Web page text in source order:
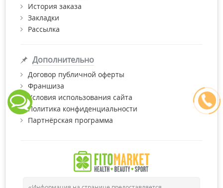
История заказа
Закладки
Рассылка
Дополнительно
Договор публичной оферты
Франшиза
Условия использования сайта
Политика конфиденциальности
Партнёрская программа